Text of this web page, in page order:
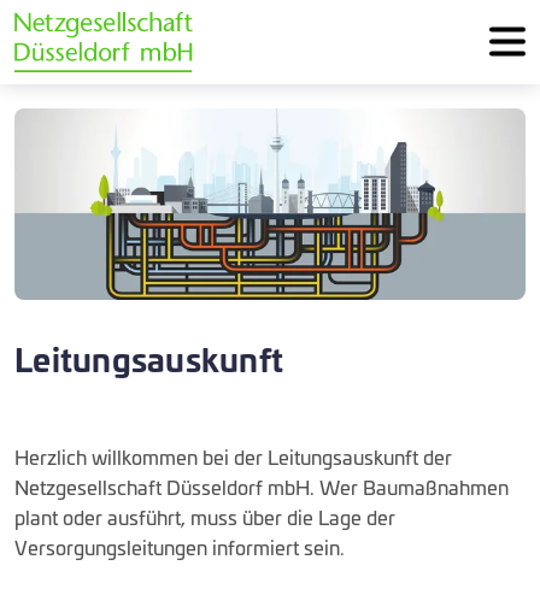
Leitungsauskunft
Herzlich willkommen bei der Leitungsauskunft der
Netzgesellschaft Düsseldorf mbH. Wer Baumaßnahmen
plant oder ausführt, muss über die Lage der
Versorgungsleitungen informiert sein.